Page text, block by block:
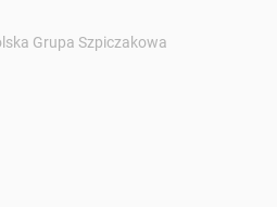
Grupa Szpiczakowa